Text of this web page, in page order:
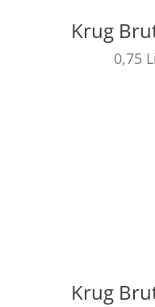
Krug
0,75
Krug